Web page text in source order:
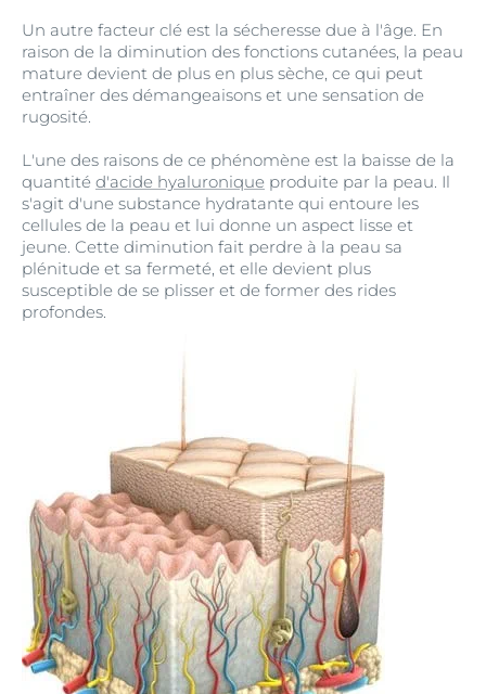
Un autre facteur clé est la sécheresse due à l'âge. En
raison de la diminution des fonctions cutanées, la peau
mature devient de plus en plus sèche, ce qui peut
entraîner des démangeaisons et une sensation de
rugosité.
L'une des raisons de ce phénomène est la baisse de la
quantité d'acide hyaluronique produite par la peau. Il
s'agit d'une substance hydratante qui entoure les
cellules de la peau et lui donne un aspect lisse et
jeune. Cette diminution fait perdre à la peau sa
plénitude et sa fermeté, et elle devient plus
susceptible de se plisser et de former des rides
profondes.